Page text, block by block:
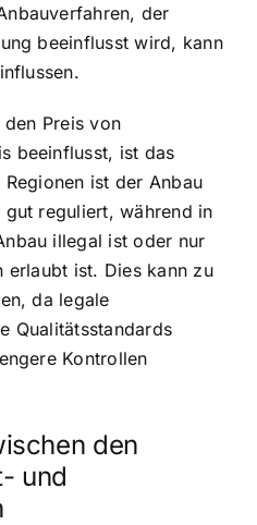
der
beeinflusst wird, kann
Preis von
beeinflusst, ist das
ist der Anbau
reguliert, während in
illegal ist oder nur
erlaubt ist. Dies kann zu
da legale
Qualitätsstandards
Kontrollen
den
und